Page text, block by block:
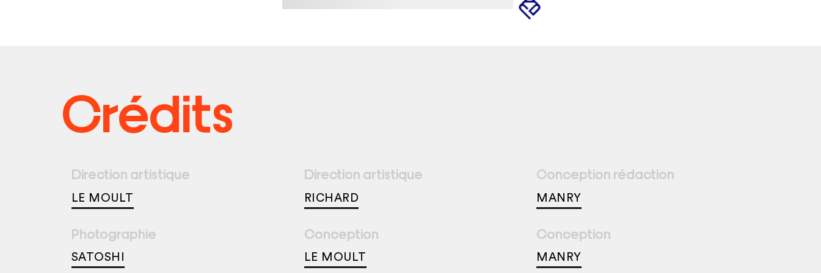
Crédits
Direction artistique
LE MOULT
Direction artistique
RICHARD
Conception rédaction
MANRY
Photographie
SATOSHI
Conception
LE MOULT
Conception
MANRY